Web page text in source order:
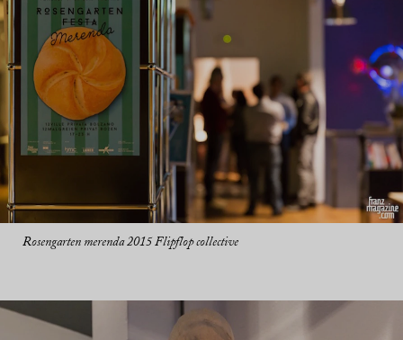
Rosengarten merenda 2015 Flipflop collective